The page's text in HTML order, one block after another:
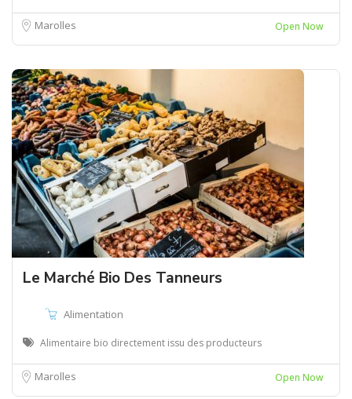
Marolles Open Now
Le Marché Bio Des Tanneurs
Alimentation
Alimentaire bio directement issu des producteurs
Marolles Open Now